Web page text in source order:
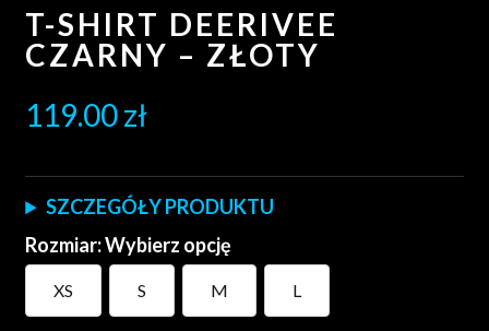
T-SHIRT DEERIVEE
CZARNY – ZŁOTY
119.00zł
SZCZEGÓŁY PRODUKTU
Rozmiar:Wybierz opcję
XS S M L